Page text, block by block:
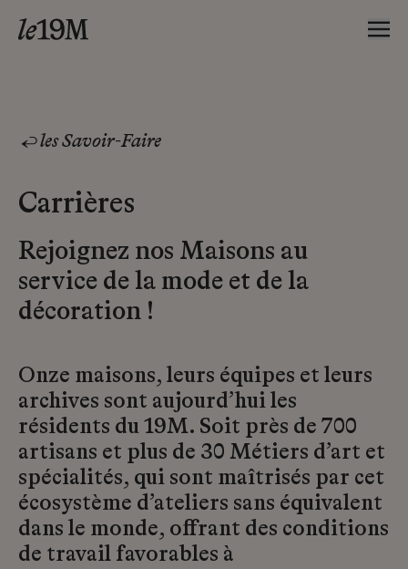
les Savoir-Faire
Carrières
Rejoignez nos Maisons au
service de la mode et de la
décoration !
Onze maisons, leurs équipes et leurs
archives sont aujourd’hui les
résidents du 19M. Soit près de 700
artisans et plus de 30 Métiers d’art et
spécialités, qui sont maîtrisés par cet
écosystème d’ateliers sans équivalent
dans le monde, offrant des conditions
de travail favorables à